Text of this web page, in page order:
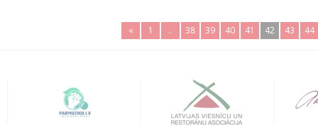
« 1 .. 38 39 40 41 42 43 44